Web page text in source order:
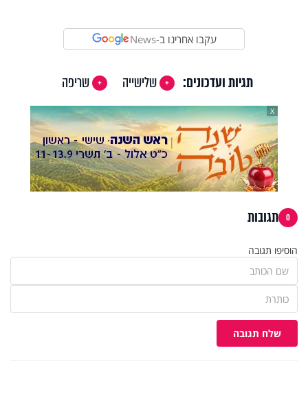
עקבו אחרינו ב-News
תגיות ועדכונים: שלישייה שריפה
X
0 תגובות
הוסיפו תגובה
שלח תגובה